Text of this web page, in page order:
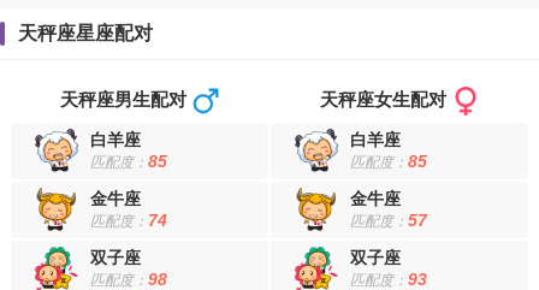
天秤座星座配对
天秤座男生配对
白羊座
匹配度： 85
金牛座
匹配度： 74
双子座
匹配度： 98
天秤座女生配对
白羊座
匹配度： 85
金牛座
匹配度： 57
双子座
匹配度： 93